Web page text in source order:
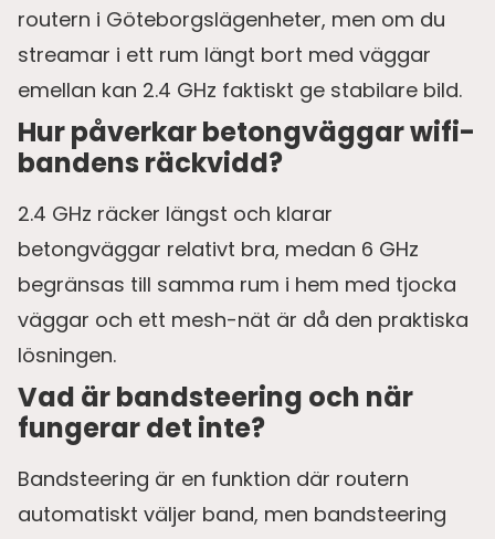
routern i Göteborgslägenheter, men om du
streamar i ett rum längt bort med väggar
emellan kan 2.4 GHz faktiskt ge stabilare bild.
Hur påverkar betongväggar wifi-
bandens räckvidd?
2.4 GHz räcker längst och klarar
betongväggar relativt bra, medan 6 GHz
begränsas till samma rum i hem med tjocka
väggar och ett mesh-nät är då den praktiska
lösningen.
Vad är bandsteering och när
fungerar det inte?
Bandsteering är en funktion där routern
automatiskt väljer band, men bandsteering